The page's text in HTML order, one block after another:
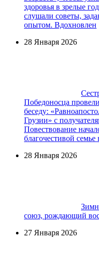
здоровья в зрелые
слушали советы,
опытом. Вдохновлен
28 Января 2026
Победоносца
беседу:
Грузии» с
Повествование
благочестивой
28 Января 2026
союз, рождающий
27 Января 2026